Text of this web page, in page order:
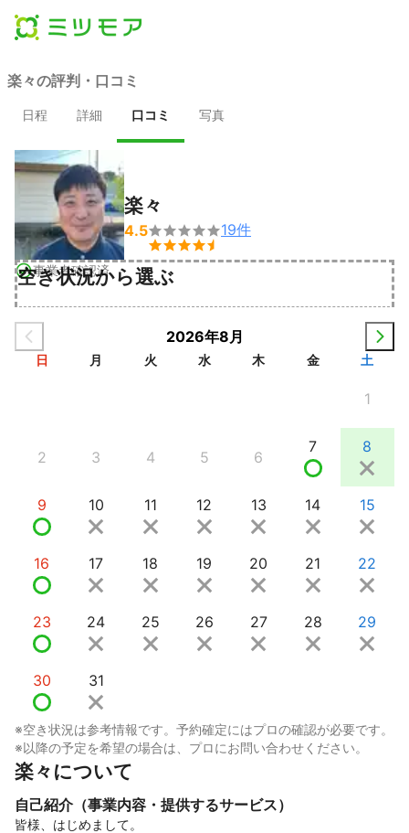
楽々の評判・口コミ
日程 詳細 口コミ 写真
事業者確認済
楽々
4.5

19件
空き状況から選ぶ
2026年8月
日 月 火 水 木 金 土
1
2 3 4 5 6
7 8
9 10 11 12 13 14 15
16 17 18 19 20 21 22
23 24 25 26 27 28 29
30 31
※空き状況は参考情報です。予約確定にはプロの確認が必要です。
※以降の予定を希望の場合は、プロにお問い合わせください。
楽々について
自己紹介（事業内容・提供するサービス）
皆様、はじめまして。